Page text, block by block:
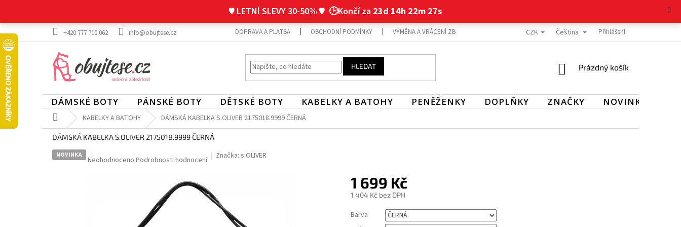
obsah
♥ LETNÍ SLEVY 30-50% ♥ 🕒Končí za 23d 14h 22m 27s
+420 777 710 062 info@obujtese.cz DOPRAVA A PLATBA OBCHODNÍ PODMÍNKY VÝMĚNA A VRÁCENÍ ZBOŽÍ REKLAMAČNÍ ŘÁD OCHRANA OSOBNÍCH ÚDAJŮ
CZK Čeština Přihlášení
HLEDAT
NÁKUPNÍ
Prázdný košík
DÁMSKÉ BOTY PÁNSKÉ BOTY DĚTSKÉ BOTY KABELKY A BATOHY PENĚŽENKY DOPLŇKY ZNAČKY NOVINKY
Domů KABELKY A BATOHY DÁMSKÁ KABELKA S.OLIVER 2175018.9999 ČERNÁ
DÁMSKÁ KABELKA S.OLIVER 2175018.9999 ČERNÁ
NOVINKA
Průměrné
Neohodnoceno Podrobnosti hodnocení Značka: s.OLIVER
1 699 Kč
1 404 Kč bez DPH
cena:
Barva